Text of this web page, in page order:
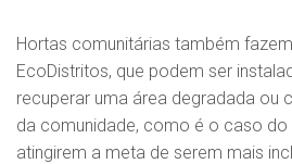
Hortas comunitárias também
EcoDistritos, que podem ser
recuperar uma área degradada ou
da comunidade, como é o caso do
atingirem a meta de serem mais